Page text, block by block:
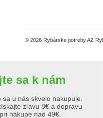
© 2026 Rybárske potreby AZ
sa k nám
sa u nás skvelo nakupuje.
zľavu 8€ a dopravu
nákupe nad 49€.